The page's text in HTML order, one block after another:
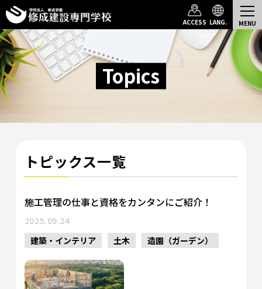
ACCESS LANG.
Topics
Top Topics一覧
トピックス一覧
施工管理の仕事と資格をカンタンにご紹介！
2025.09.24
建築・インテリア
土木 造園（ガーデン）